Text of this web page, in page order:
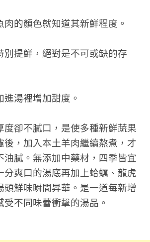
的顏色就知道其新鮮程度。
別提鮮，絕對是不可或缺的存
湯裡增加甜度。
度卻不膩口，是使多種新鮮蔬果
後，加入本土羊肉繼續熬煮，才
油膩。 無添加中藥材，四季皆宜
分爽口的湯底再加上蛤蠣、龍虎
頭鮮味瞬間昇華。是一道每新增
不同味蕾衝擊的湯品。